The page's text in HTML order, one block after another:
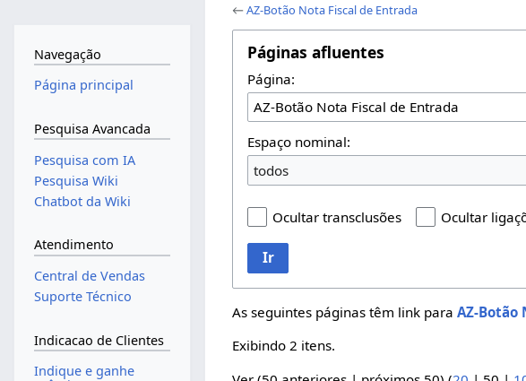
←AZ-Botão Nota Fiscal de Entrada
Páginas afluentes
Página:
Espaço nominal:
todos
Ocultar transclusões Ocultar
Ir
As seguintes páginas têm link paraAZ-Botão
Exibindo 2 itens.
Navegação
Página principal
Pesquisa Avancada
Pesquisa com IA
Pesquisa Wiki
Chatbot da Wiki
Atendimento
Central de Vendas
Suporte Técnico
Indicacao de Clientes
Indique e ganhe